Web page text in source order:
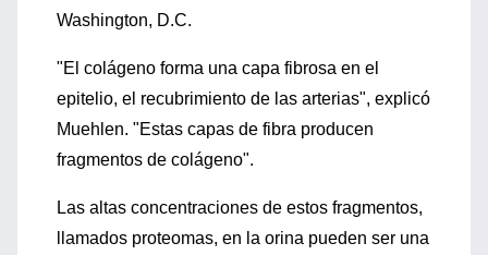
Washington, D.C.
"El colágeno forma una capa fibrosa en el
epitelio, el recubrimiento de las arterias", explicó
Muehlen. "Estas capas de fibra producen
fragmentos de colágeno".
Las altas concentraciones de estos fragmentos,
llamados proteomas, en la orina pueden ser una